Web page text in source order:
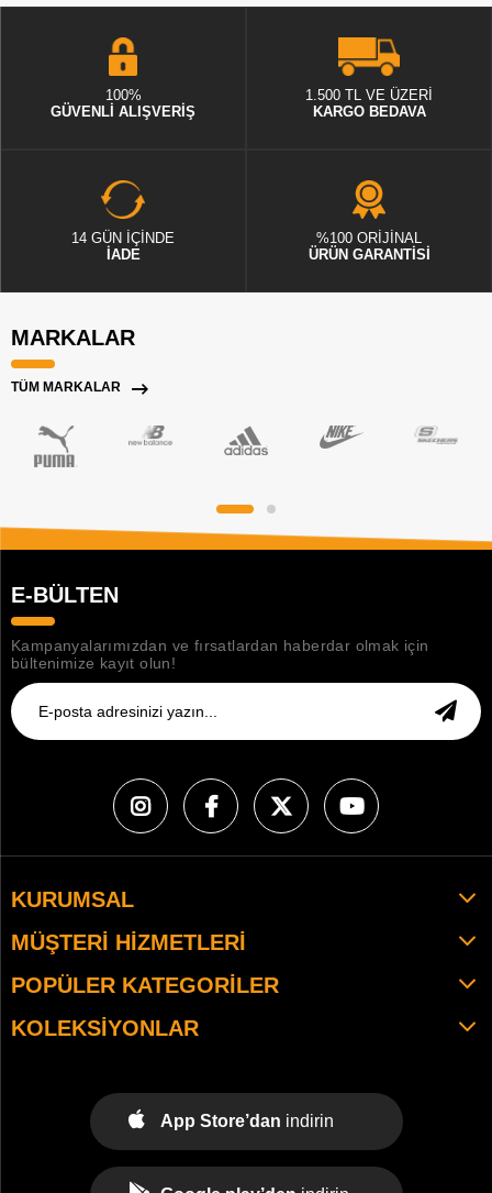
100%
GÜVENLİ ALIŞVERİŞ
1.500 TL VE ÜZERİ
KARGO BEDAVA
14 GÜN İÇİNDE
İADE
%100 ORİJİNAL
ÜRÜN GARANTİSİ
MARKALAR
TÜM MARKALAR
E-BÜLTEN
Kampanyalarımızdan ve fırsatlardan haberdar olmak için
bültenimize kayıt olun!
KURUMSAL
MÜŞTERI HIZMETLERI
POPÜLER KATEGORILER
KOLEKSIYONLAR
App Store’dan indirin